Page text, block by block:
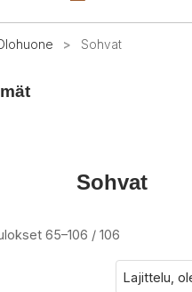
> Sohvat
Sohvat
65–106 / 106